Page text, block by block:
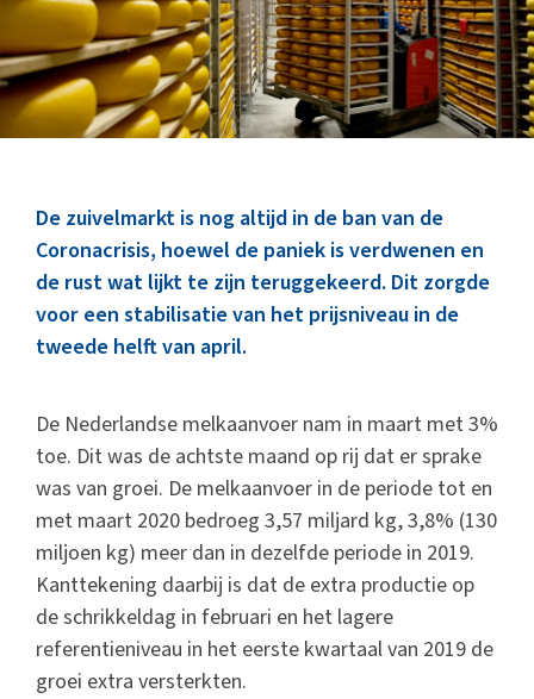
Marktinformatie
Thema’s & Over ZuivelNL
De zuivelmarkt is nog altijd in de ban van de
Coronacrisis, hoewel de paniek is verdwenen en
de rust wat lijkt te zijn teruggekeerd. Dit zorgde
voor een stabilisatie van het prijsniveau in de
tweede helft van april.
De Nederlandse melkaanvoer nam in maart met 3%
toe. Dit was de achtste maand op rij dat er sprake
was van groei. De melkaanvoer in de periode tot en
met maart 2020 bedroeg 3,57 miljard kg, 3,8% (130
miljoen kg) meer dan in dezelfde periode in 2019.
Kanttekening daarbij is dat de extra productie op
de schrikkeldag in februari en het lagere
referentieniveau in het eerste kwartaal van 2019 de
groei extra versterkten.